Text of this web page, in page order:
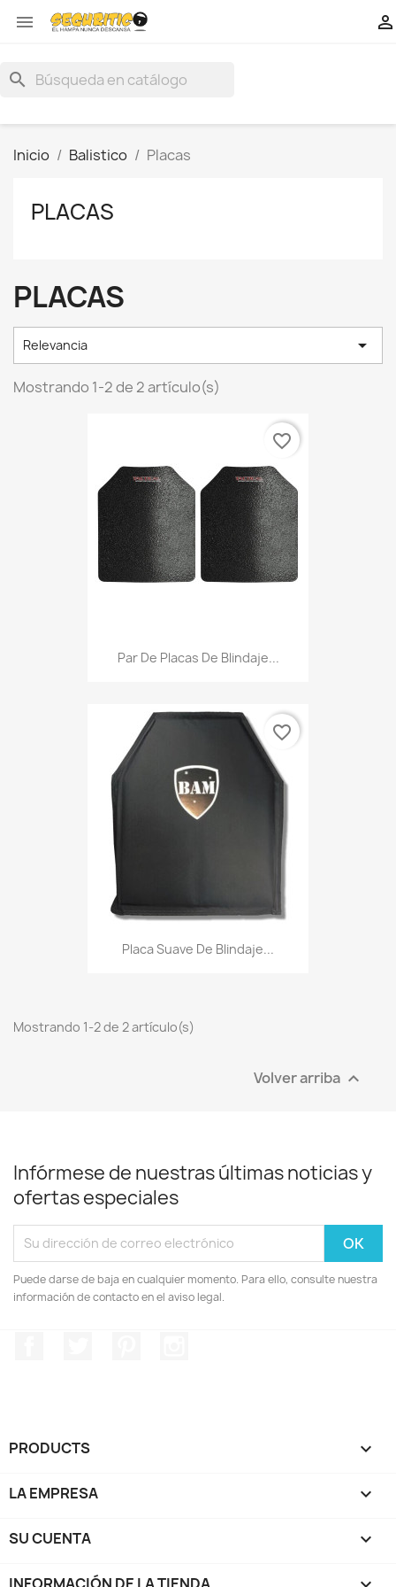
 
search
Inicio Balistico Placas
PLACAS
PLACAS
Relevancia 
Mostrando 1-2 de 2 artículo(s)
Par De Placas De Blindaje...
favorite_border
Placa Suave De Blindaje...
favorite_border
Mostrando 1-2 de 2 artículo(s)
Volver arriba 
Infórmese de nuestras últimas noticias y
ofertas especiales
Puede darse de baja en cualquier momento. Para ello, consulte nuestra
información de contacto en el aviso legal.
PRODUCTS 
LA EMPRESA 
SU CUENTA 
INFORMACIÓN DE LA TIENDA